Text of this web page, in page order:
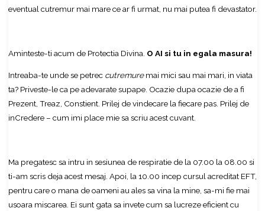
eventual cutremur mai mare ce ar fi urmat, nu mai putea fi devastator.
Aminteste-ti acum de Protectia Divina. O AI si tu in egala masura!
Intreaba-te unde se petrec cutremuremai mici sau mai mari, in viata
ta? Priveste-le ca pe adevarate supape. Ocazie dupa ocazie de a fi
Prezent, Treaz, Constient. Prilej de vindecare la fiecare pas. Prilej de
inCredere – cum imi place mie sa scriu acest cuvant.
Ma pregatesc sa intru in sesiunea de respiratie de la 07.00 la 08.00 si
ti-am scris deja acest mesaj. Apoi, la 10.00 incep cursul acreditat EFT,
pentru care o mana de oameni au ales sa vina la mine, sa-mi fie mai
usoara miscarea. Ei sunt gata sa invete cum sa lucreze eficient cu